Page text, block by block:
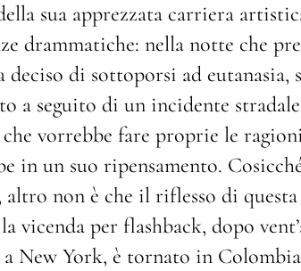
sua apprezzata carriera
drammatiche: nella notte che
deciso di sottoporsi ad
a seguito di un incidente
vorrebbe fare proprie le
in un suo ripensamento.
altro non è che il riflesso di
vicenda per flashback, dopo
New York, è tornato in